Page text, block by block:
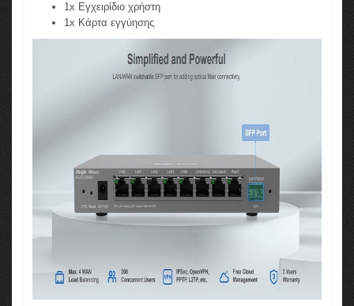
1x Εγχειρίδιο χρήστη
1x Κάρτα εγγύησης